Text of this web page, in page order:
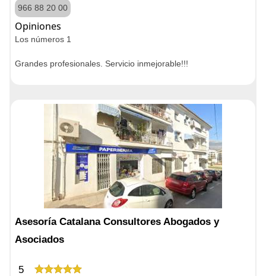
966 88 20 00
Opiniones
Los números 1
Grandes profesionales. Servicio inmejorable!!!
Asesoría Catalana Consultores Abogados y
Asociados
5